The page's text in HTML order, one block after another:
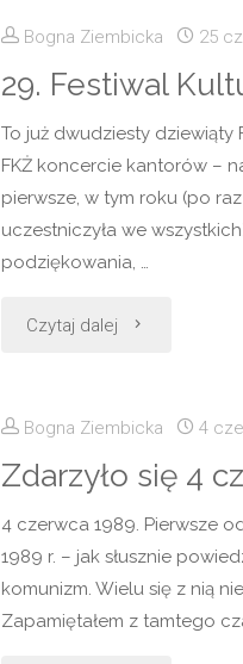
w
roku"
Bogna Ziembicka 25
29. Festiwal
To już dwudziesty dziewiąty
FKŻ koncercie kantorów –
pierwsze, w tym roku (po
uczestniczyła we
podziękowania, …
Czytaj dalej "29.
Kultury
Żydowskiej"
Bogna Ziembicka 4
Zdarzyło się 4
4 czerwca 1989. Pierwsze
1989 r. – jak słusznie
komunizm. Wielu się z nią
Zapamiętałem z tamtego